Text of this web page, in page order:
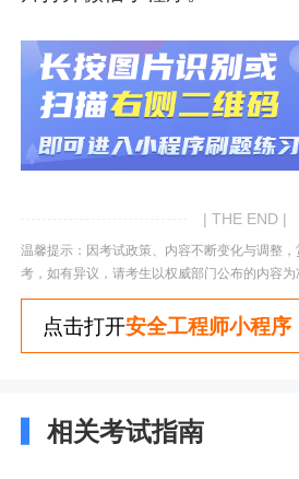
| THE END |
温馨提示：因考试政策、内容不断变化与调整
考，如有异议，请考生以权威部门公布的内容为
点击打开安全工程师小程序
相关考试指南